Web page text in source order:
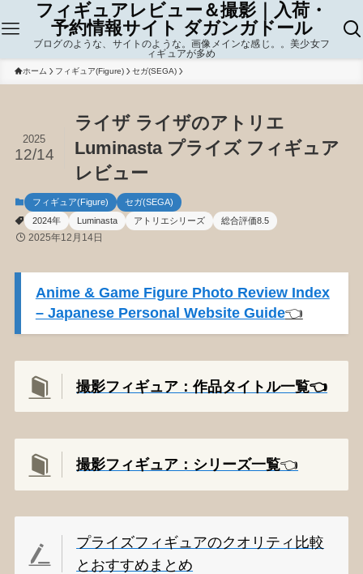
フィギュアレビュー＆撮影｜入荷・
予約情報サイト ダガンガドール
ブログのような、サイトのような。画像メインな感じ。。美少女フ
ィギュアが多め
ホーム フィギュア(Figure) セガ(SEGA)
ライザ ライザのアトリエ
Luminasta プライズ フィギュア
レビュー
2025
12/14
フィギュア(Figure)
セガ(SEGA)
2024年
Luminasta アトリエシリーズ 総合評価8.5
2025年12月14日
Anime & Game Figure Photo Review Index
– Japanese Personal Website Guide👈️
撮影フィギュア：作品タイトル一覧👈️
撮影フィギュア：シリーズ一覧👈️
プライズフィギュアのクオリティ比較
とおすすめまとめ